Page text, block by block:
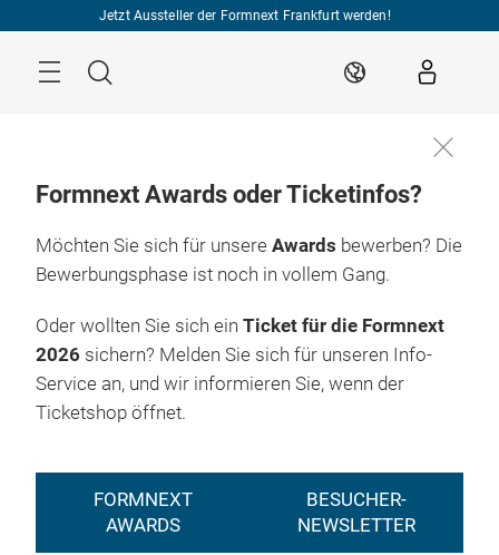
Jetzt Aussteller der Formnext Frankfurt werden!
Suche DE
Formnext Awards oder Ticketinfos?
Möchten Sie sich für unsere Awards bewerben? Die
Bewerbungsphase ist noch in vollem Gang.
Oder wollten Sie sich ein Ticket für die Formnext
2026 sichern? Melden Sie sich für unseren Info-
Service an, und wir informieren Sie, wenn der
Ticketshop öffnet.
FORMNEXT
AWARDS
BESUCHER-
NEWSLETTER